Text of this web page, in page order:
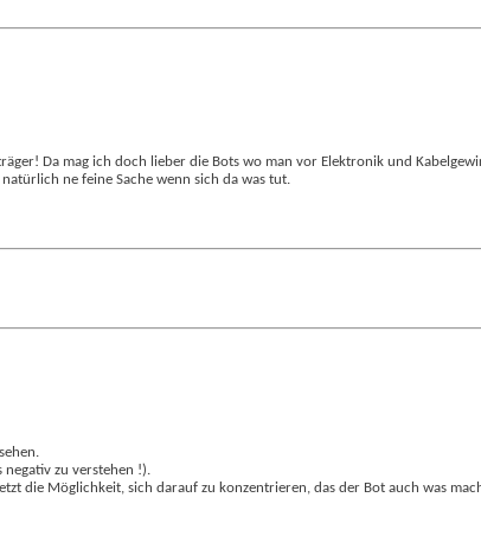
Da mag ich doch lieber die Bots wo man vor Elektronik und
ne feine Sache wenn sich da was tut.
negativ zu verstehen !).
die Möglichkeit, sich darauf zu konzentrieren, das der Bot auch was